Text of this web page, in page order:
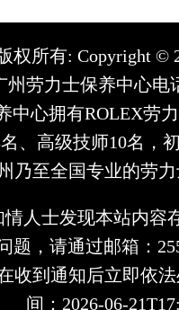
权所有: Copyright ©
州劳力士保养中心电
中心拥有ROLEX劳
、高级技师10名，
乃至全国专业的劳力
人士发现本站内容
题，请通过邮箱：
收到通知后立即依
间：2026-06-